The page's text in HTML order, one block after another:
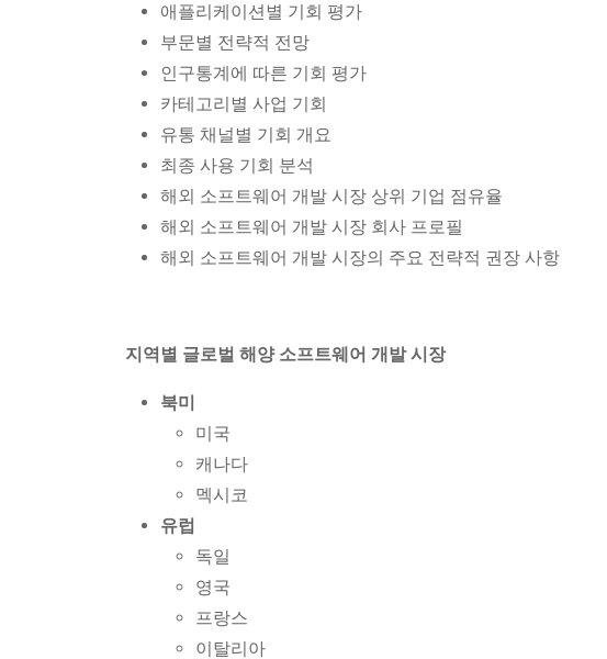
애플리케이션별 기회 평가
부문별 전략적 전망
인구통계에 따른 기회 평가
카테고리별 사업 기회
유통 채널별 기회 개요
최종 사용 기회 분석
해외 소프트웨어 개발 시장 상위 기업 점유율
해외 소프트웨어 개발 시장 회사 프로필
해외 소프트웨어 개발 시장의 주요 전략적 권장 사항
지역별 글로벌 해양 소프트웨어 개발 시장
북미
미국
캐나다
멕시코
유럽
독일
영국
프랑스
이탈리아